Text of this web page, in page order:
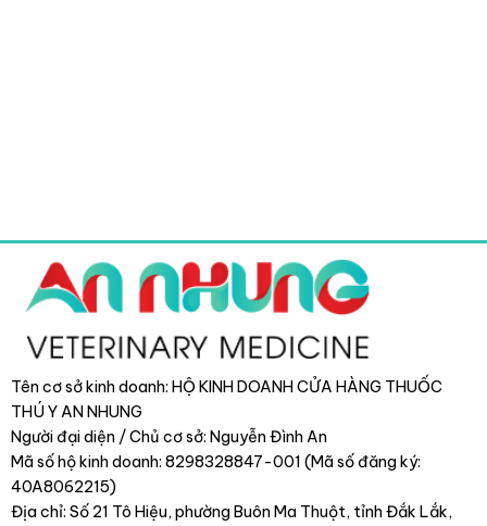
Tên cơ sở kinh doanh: HỘ KINH DOANH CỬA HÀNG THUỐC
THÚ Y AN NHUNG
Người đại diện / Chủ cơ sở: Nguyễn Đình An
Mã số hộ kinh doanh: 8298328847-001 (Mã số đăng ký:
40A8062215)
Địa chỉ: Số 21 Tô Hiệu, phường Buôn Ma Thuột, tỉnh Đắk Lắk,